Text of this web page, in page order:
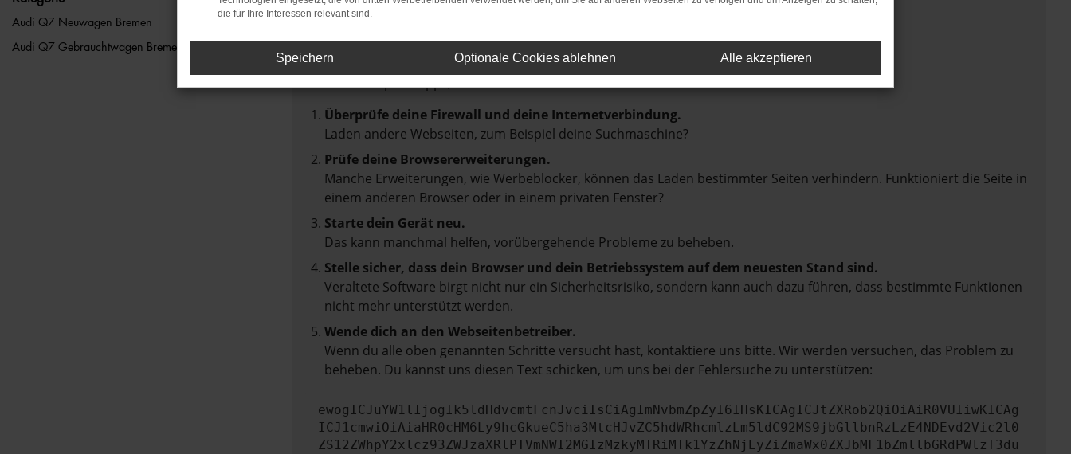
Audi Q7 Neuwagen Bremen
Audi Q7 Gebrauchtwagen Bremen
Beim Laden ist ein Fehler aufgetreten.
Hier sind ein paar Tipps, die dir helfen können:
Überprüfe deine Firewall und deine Internetverbindung.
Laden andere Webseiten, zum Beispiel deine Suchmaschine?
Prüfe deine Browsererweiterungen.
Manche Erweiterungen, wie Werbeblocker, können das Laden bestimmter Seiten verhindern. Funktioniert die Seite in
einem anderen Browser oder in einem privaten Fenster?
Starte dein Gerät neu.
Das kann manchmal helfen, vorübergehende Probleme zu beheben.
Stelle sicher, dass dein Browser und dein Betriebssystem auf dem neuesten Stand sind.
Veraltete Software birgt nicht nur ein Sicherheitsrisiko, sondern kann auch dazu führen, dass bestimmte Funktionen
nicht mehr unterstützt werden.
Wende dich an den Webseitenbetreiber.
Wenn du alle oben genannten Schritte versucht hast, kontaktiere uns bitte. Wir werden versuchen, das Problem zu
beheben. Du kannst uns diesen Text schicken, um uns bei der Fehlersuche zu unterstützen:
ewogICJuYW1lIjogIk5ldHdvcmtFcnJvciIsCiAgImNvbmZpZyI6IHsKICAgICJtZXRob2QiOiAiR0VUIiwKICAg
ICJ1cmwiOiAiaHR0cHM6Ly9hcGkueC5ha3MtcHJvZC5hdWRhcmlzLm5ldC92MS9jbGllbnRzLzE4NDEvd2Vic2l0
ZS12ZWhpY2xlcz93ZWJzaXRlPTVmNWI2MGIzMzkyMTRiMTk1YzZhNjEyZiZmaWx0ZXJbMF1bZmllbGRdPWlzT3du
die für Ihre Interessen relevant sind.
Speichern Optionale Cookies ablehnen Alle akzeptieren